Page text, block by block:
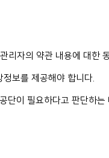
자의 약관 내용에 대한
보를 제공해야 합니다.
이 필요하다고 판단하는